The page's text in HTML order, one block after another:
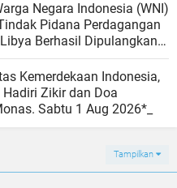
Negara Indonesia (WNI)
Pidana Perdagangan
Berhasil Dipulangkan
adalah NAR, SS, dan
Kemerdekaan Indonesia,
Zikir dan Doa
Sabtu 1 Aug 2026*_
Tampilkan